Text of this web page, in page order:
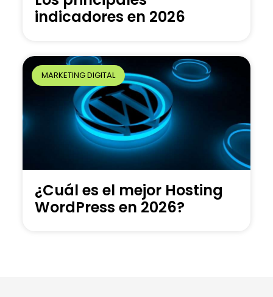
indicadores en 2026
MARKETING DIGITAL
¿Cuál es el mejor Hosting
WordPress en 2026?